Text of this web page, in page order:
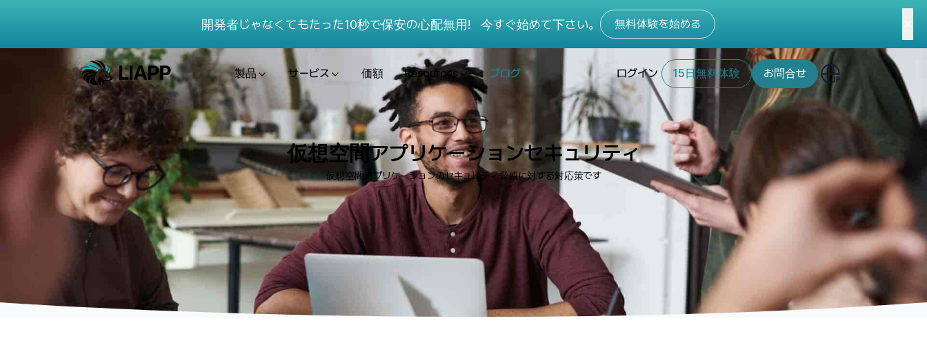
開発者じゃなくてもたった10秒で保安の心配無用! 今すぐ始めて下さい。 無料体験を始める
製品 サービス 価額 Resources ブログ ログイン 15日無料体験 お問合せ
仮想空間アプリケーションセキュリティ
仮想空間アプリケーションのセキュリティ脅威に対する対応策です